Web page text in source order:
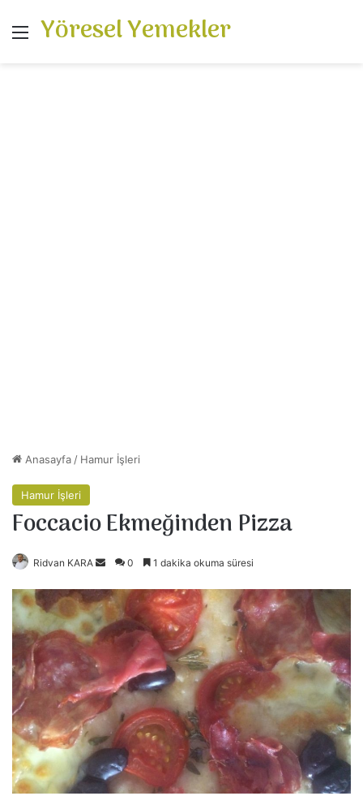
Menü
Yöresel Yemekler
Anasayfa / Hamur İşleri
Hamur İşleri
Foccacio Ekmeğinden Pizza
Ridvan KARA
r
e
-
o
s
a
ö
n
0 1 dakika okuma süresi